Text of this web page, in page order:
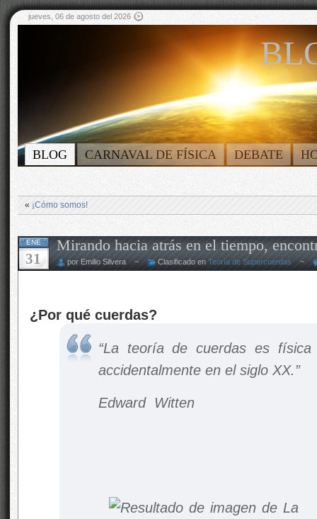
jueves, 06 de agosto del 2026
BLOG CARNAVAL DE FÍSICA DEBATE
« ¡Cómo somos!
ENE
31
Mirando hacia atrás en el tiempo,
por Emilio Silvera ~ Clasificado en Teoría de Supercuerdas ~
¿Por qué cuerdas?
“La teoría de cuerdas es
accidentalmente en el siglo XX.”
Edward Witten